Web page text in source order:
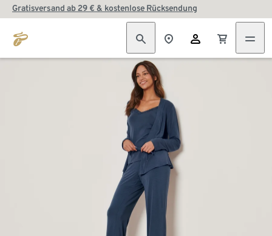
Gratisversand ab 29 € & kostenlose Rücksendung